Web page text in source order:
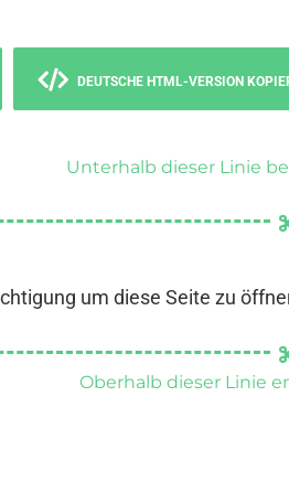
DEUTSCHE HTML-VERSION
Unterhalb dieser Linie
um diese Seite zu
Oberhalb dieser Linie